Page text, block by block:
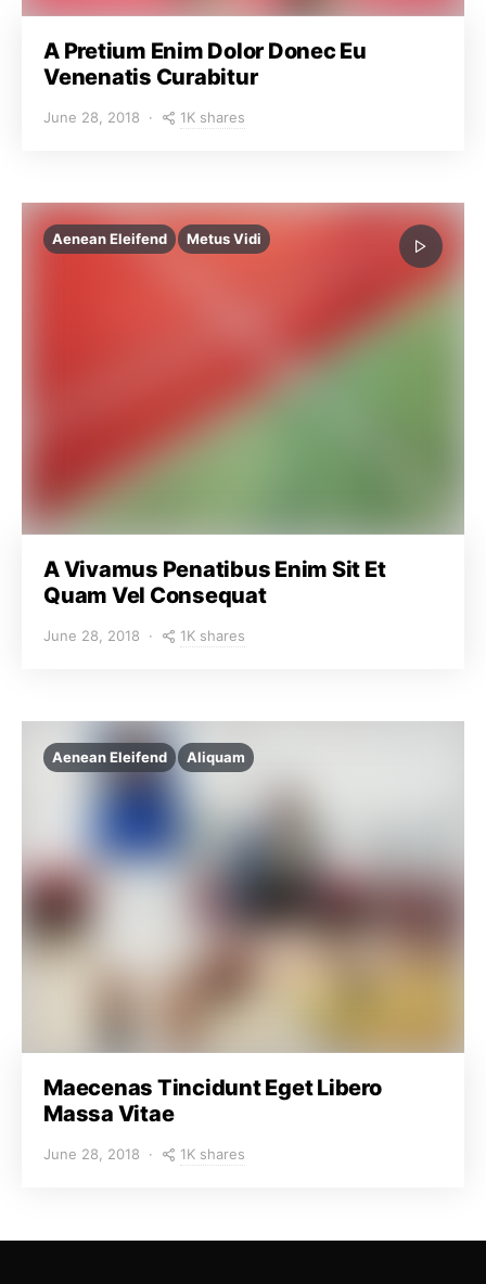
A Pretium Enim Dolor Donec Eu
Venenatis Curabitur
June 28, 2018 1K shares
Aenean Eleifend Metus Vidi
A Vivamus Penatibus Enim Sit Et
Quam Vel Consequat
June 28, 2018 1K shares
Aenean Eleifend Aliquam
Maecenas Tincidunt Eget Libero
Massa Vitae
June 28, 2018 1K shares